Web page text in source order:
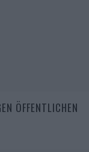
ÖFFENTLICHEN